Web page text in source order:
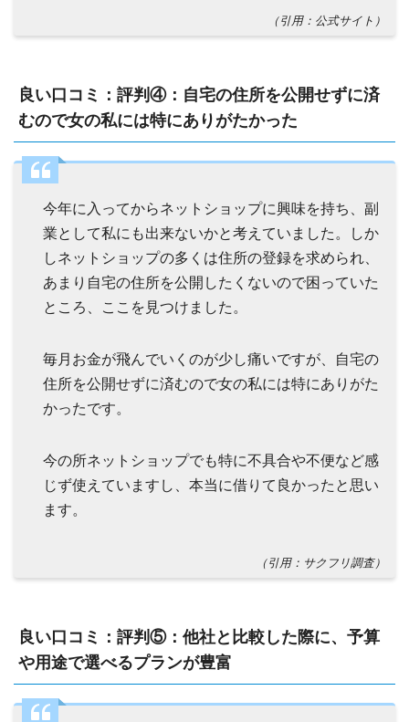
（引用：公式サイト）
良い口コミ：評判④：自宅の住所を公開せずに済
むので女の私には特にありがたかった
今年に入ってからネットショップに興味を持ち、副
業として私にも出来ないかと考えていました。しか
しネットショップの多くは住所の登録を求められ、
あまり自宅の住所を公開したくないので困っていた
ところ、ここを見つけました。
毎月お金が飛んでいくのが少し痛いですが、自宅の
住所を公開せずに済むので女の私には特にありがた
かったです。
今の所ネットショップでも特に不具合や不便など感
じず使えていますし、本当に借りて良かったと思い
ます。
（引用：サクフリ調査）
良い口コミ：評判⑤：他社と比較した際に、予算
や用途で選べるプランが豊富